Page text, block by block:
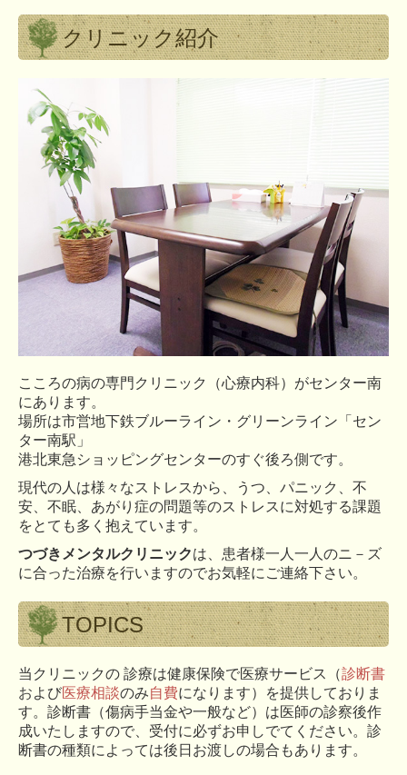
クリニック紹介
こころの病の専門クリニック（心療内科）がセンター南
にあります。
場所は市営地下鉄ブルーライン・グリーンライン「セン
ター南駅」
港北東急ショッピングセンターのすぐ後ろ側です。
現代の人は様々なストレスから、うつ、パニック、不
安、不眠、あがり症の問題等のストレスに対処する課題
をとても多く抱えています。
つづきメンタルクリニックは、患者様一人一人のニ－ズ
に合った治療を行いますのでお気軽にご連絡下さい。
TOPICS
当クリニックの 診療は健康保険で医療サービス（診断書
および医療相談のみ自費になります）を提供しておりま
す。診断書（傷病手当金や一般など）は医師の診察後作
成いたしますので、受付に必ずお申しでてください。診
断書の種類によっては後日お渡しの場合もあります。